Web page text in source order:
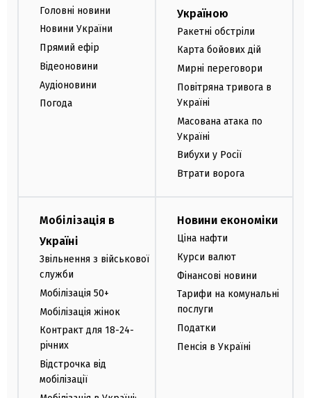
Головні новини
Новини України
Прямий ефір
Відеоновини
Аудіоновини
Погода
Україною
Ракетні обстріли
Карта бойових дій
Мирні переговори
Повітряна тривога в
Україні
Масована атака по
Україні
Вибухи у Росії
Втрати ворога
Мобілізація в
Україні
Звільнення з військової
служби
Мобілізація 50+
Мобілізація жінок
Контракт для 18-24-
річних
Відстрочка від
мобілізації
Новини економіки
Ціна нафти
Курси валют
Фінансові новини
Тарифи на комунальні
послуги
Податки
Пенсія в Україні